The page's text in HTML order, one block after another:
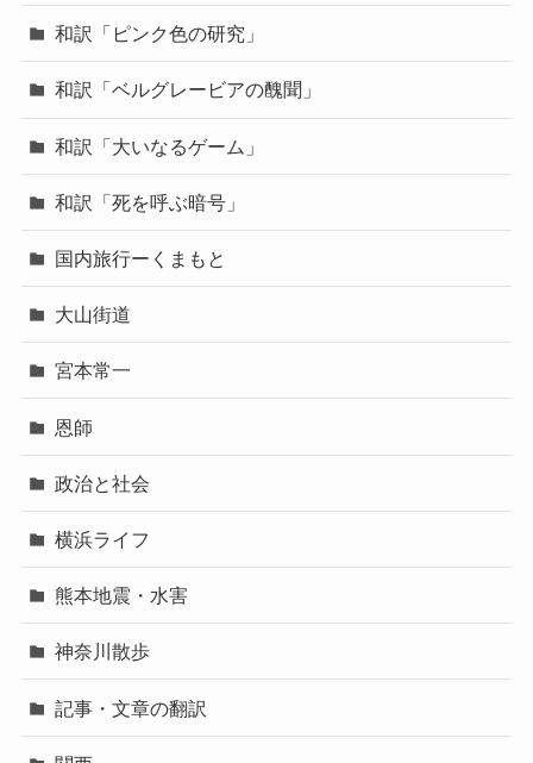
和訳「ピンク色の研究」
和訳「ベルグレービアの醜聞」
和訳「大いなるゲーム」
和訳「死を呼ぶ暗号」
国内旅行ーくまもと
大山街道
宮本常一
恩師
政治と社会
横浜ライフ
熊本地震・水害
神奈川散歩
記事・文章の翻訳